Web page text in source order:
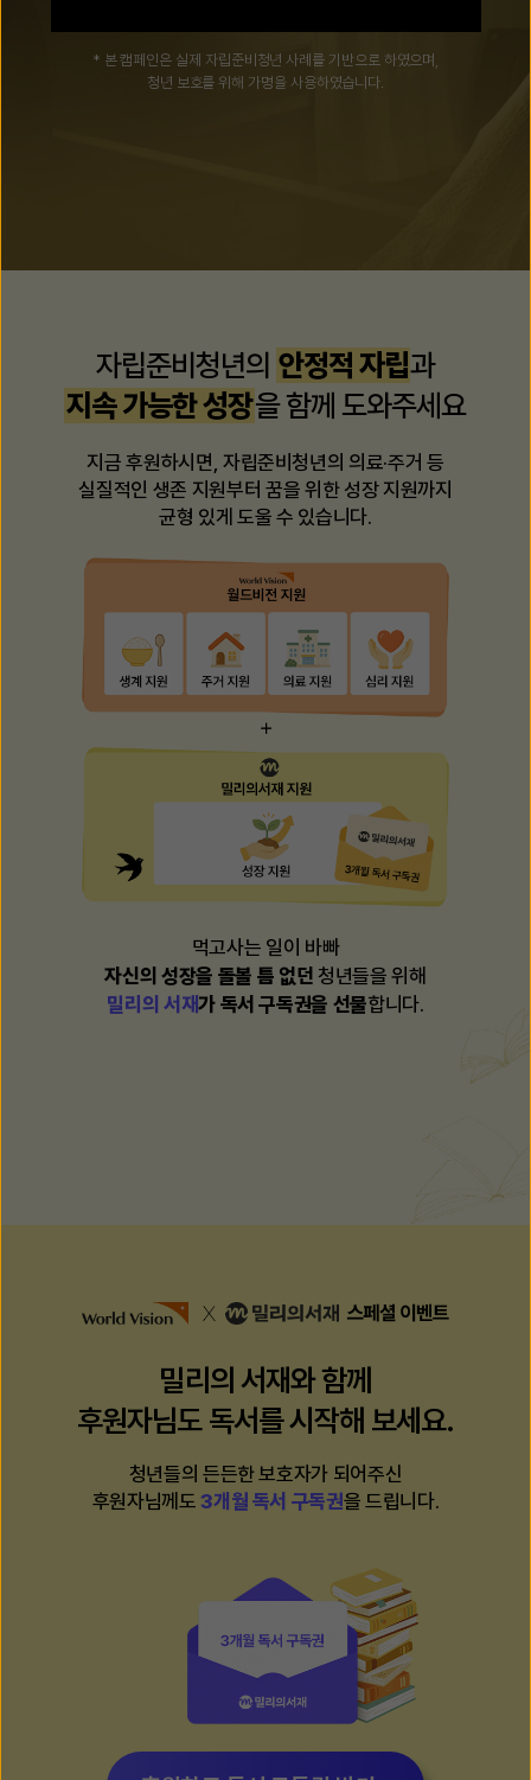
* 본 캠페인은 실제 자립준비청년 사례를 기반으로 하였으며,
청년 보호를 위해 가명을 사용하였습니다.
자립준비청년의 안정적 자립과
지속 가능한 성장을 함께 도와주세요
지금 후원하시면, 자립준비청년의 의료·주거 등
실질적인 생존 지원부터 꿈을 위한 성장 지원까지
균형 있게 도울 수 있습니다.
먹고사는 일이 바빠
자신의 성장을 돌볼 틈 없던 청년들을 위해
밀리의 서재가 독서 구독권을 선물합니다.
밀리의 서재와 함께
후원자님도 독서를 시작해 보세요.
청년들의 든든한 보호자가 되어주신
후원자님께도 3개월 독서 구독권을 드립니다.